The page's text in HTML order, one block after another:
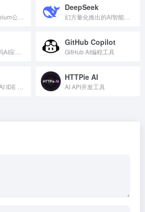
DeepSeek
GitHub Copilot
GitHub AI编程工具
HTTPie AI
AI API开发工具